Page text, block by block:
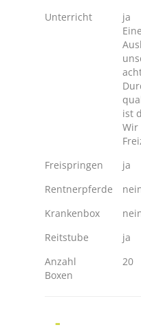
Unterricht
ja
ist
Wir
Freispringen ja
Rentnerpferde
Krankenbox
Reitstube
ja
Anzahl
Boxen
20
-